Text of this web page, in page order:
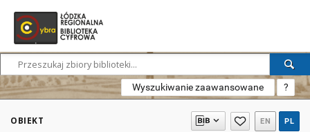
Wyszukiwanie zaawansowane ?
OBIEKT EN PL